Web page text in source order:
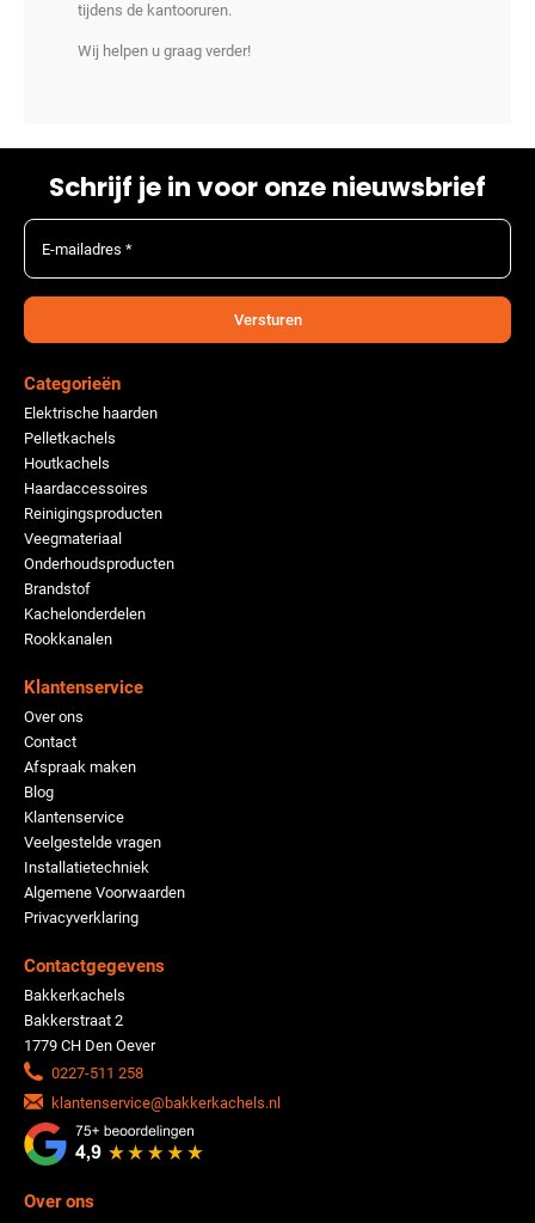
tijdens de kantooruren.
Wij helpen u graag verder!
Schrijf je in voor onze nieuwsbrief
E-mailadres *
Versturen
Categorieën
Elektrische haarden
Pelletkachels
Houtkachels
Haardaccessoires
Reinigingsproducten
Veegmateriaal
Onderhoudsproducten
Brandstof
Kachelonderdelen
Rookkanalen
Klantenservice
Over ons
Contact
Afspraak maken
Blog
Klantenservice
Veelgestelde vragen
Installatietechniek
Algemene Voorwaarden
Privacyverklaring
Contactgegevens
Bakkerkachels
Bakkerstraat 2
1779 CH Den Oever
0227-511 258
klantenservice@bakkerkachels.nl
Over ons